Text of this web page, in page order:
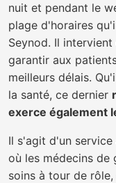
nuit et pendant le
plage d'horaires
Seynod. Il
garantir aux
meilleurs délais.
la santé, ce dernier
exerce également
Il s'agit d'un
où les médecins de
soins à tour de